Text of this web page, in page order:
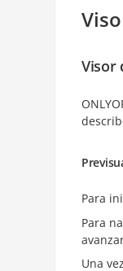
Visor
Para
Para
Una